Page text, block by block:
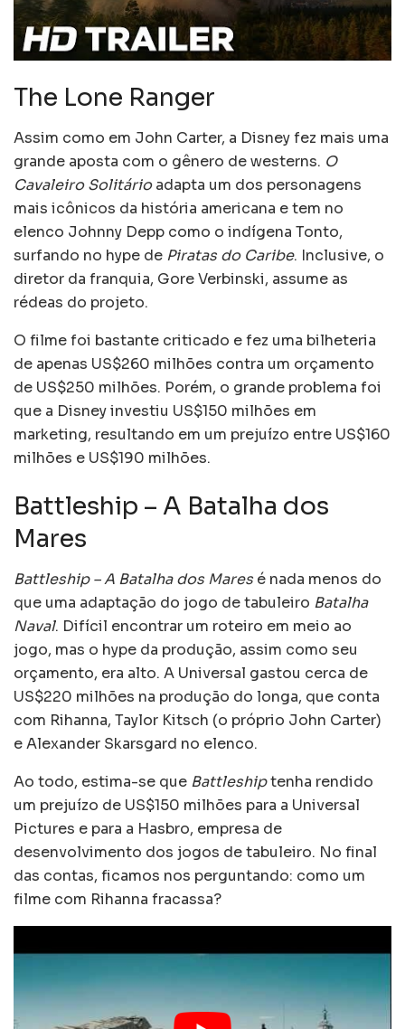
The Lone Ranger
Assim como em John Carter, a Disney fez mais uma
grande aposta com o gênero de westerns. O
Cavaleiro Solitárioadapta um dos personagens
mais icônicos da história americana e tem no
elenco Johnny Depp como o indígena Tonto,
surfando no hype de Piratas do Caribe. Inclusive, o
diretor da franquia, Gore Verbinski, assume as
rédeas do projeto.
O filme foi bastante criticado e fez uma bilheteria
de apenas US$260 milhões contra um orçamento
de US$250 milhões. Porém, o grande problema foi
que a Disney investiu US$150 milhões em
marketing, resultando em um prejuízo entre US$160
milhões e US$190 milhões.
Battleship – A Batalha dos
Mares
Battleship – A Batalha dos Mares é nada menos do
que uma adaptação do jogo de tabuleiro Batalha
Naval. Difícil encontrar um roteiro em meio ao
jogo, mas o hype da produção, assim como seu
orçamento, era alto. A Universal gastou cerca de
US$220 milhões na produção do longa, que conta
com Rihanna, Taylor Kitsch (o próprio John Carter)
e Alexander Skarsgard no elenco.
Ao todo, estima-se que Battleshiptenha rendido
um prejuízo de US$150 milhões para a Universal
Pictures e para a Hasbro, empresa de
desenvolvimento dos jogos de tabuleiro. No final
das contas, ficamos nos perguntando: como um
filme com Rihanna fracassa?